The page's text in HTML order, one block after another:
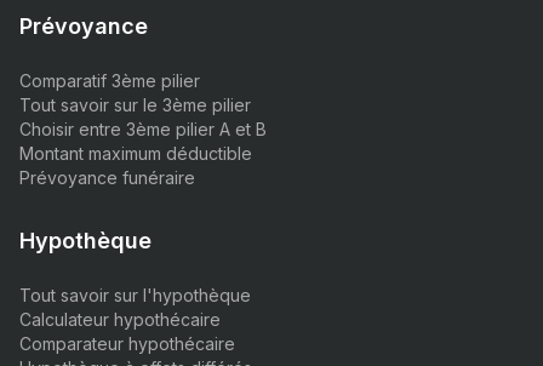
Prévoyance
Comparatif 3ème pilier
Tout savoir sur le 3ème pilier
Choisir entre 3ème pilier A et B
Montant maximum déductible
Prévoyance funéraire
Hypothèque
Tout savoir sur l'hypothèque
Calculateur hypothécaire
Comparateur hypothécaire